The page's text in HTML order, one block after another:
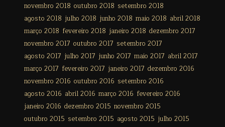
novembro 2018 outubro 2018 setembro 2018
agosto 2018 julho 2018 junho 2018 maio 2018 abril 2018
março 2018 fevereiro 2018 janeiro 2018 dezembro 2017
novembro 2017 outubro 2017 setembro 2017
agosto 2017 julho 2017 junho 2017 maio 2017 abril 2017
março 2017 fevereiro 2017 janeiro 2017 dezembro 2016
novembro 2016 outubro 2016 setembro 2016
agosto 2016 abril 2016 março 2016 fevereiro 2016
janeiro 2016 dezembro 2015 novembro 2015
outubro 2015 setembro 2015 agosto 2015 julho 2015